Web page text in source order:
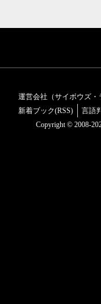
運営会社（サイボウズ・
新着ブック(RSS)
言語
Copyright © 2008-